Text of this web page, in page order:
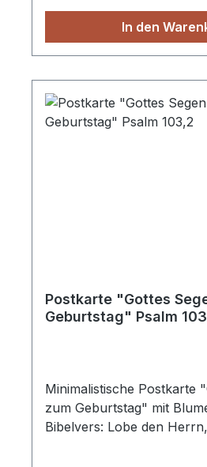
In den
Postkarte "Gottes
Geburtstag" Psalm
Minimalistische Postkarte
zum Geburtstag" mit
Bibelvers: Lobe den